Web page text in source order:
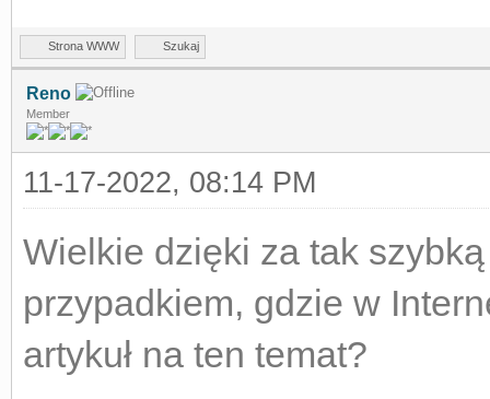
Strona WWW Szukaj
Reno
Member
11-17-2022, 08:14 PM
Wielkie dzięki za tak
przypadkiem, gdzie w
artykuł na ten temat?